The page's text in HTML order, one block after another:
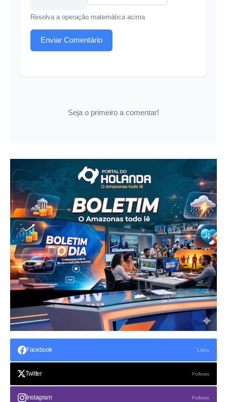
Resolva a operação matemática acima
Enviar Comentário
Seja o primeiro a comentar!
Facebook Likes
Twitter Follows
Instagram Follows